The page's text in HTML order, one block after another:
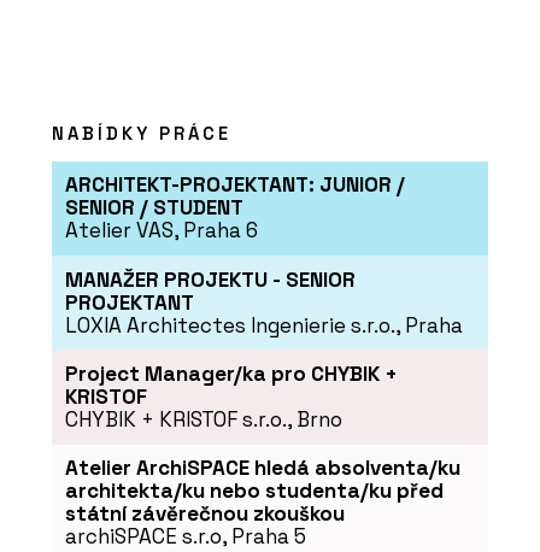
NABÍDKY PRÁCE
ARCHITEKT-PROJEKTANT: JUNIOR /
SENIOR / STUDENT
Atelier VAS, Praha 6
MANAŽER PROJEKTU - SENIOR
PROJEKTANT
LOXIA Architectes Ingenierie s.r.o., Praha
Project Manager/ka pro CHYBIK +
KRISTOF
CHYBIK + KRISTOF s.r.o., Brno
Atelier ArchiSPACE hledá absolventa/ku
architekta/ku nebo studenta/ku před
státní závěrečnou zkouškou
archiSPACE s.r.o, Praha 5